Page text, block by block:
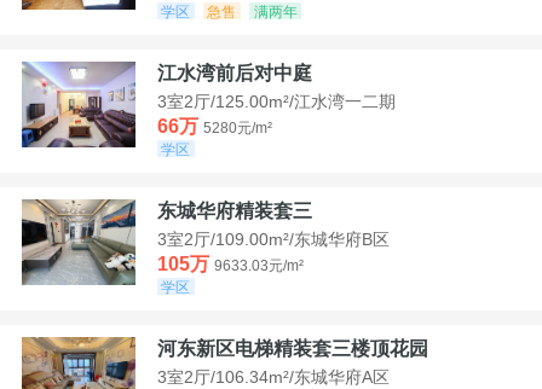
学区
急售 满两年
江水湾前后对中庭
3室2厅/125.00m²/江水湾一二期
66万 5280元/m²
学区
东城华府精装套三
3室2厅/109.00m²/东城华府B区
105万 9633.03元/m²
学区
河东新区电梯精装套三楼顶花园
3室2厅/106.34m²/东城华府A区